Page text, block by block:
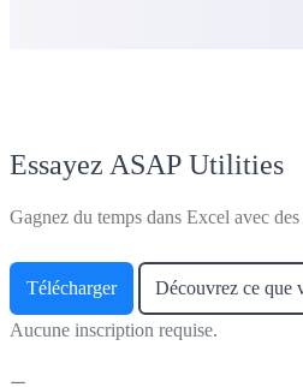
Essayez ASAP Utilities
Gagnez du temps dans Excel avec
Télécharger Découvrez ce que
Aucune inscription requise.